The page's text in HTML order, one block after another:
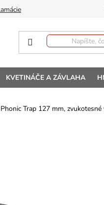
KVETINÁČE A ZÁVLAHA
Phonic Trap 127 mm,